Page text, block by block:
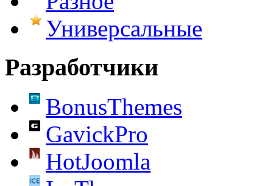
Универсальные
Разработчики
BonusThemes
GavickPro
HotJoomla